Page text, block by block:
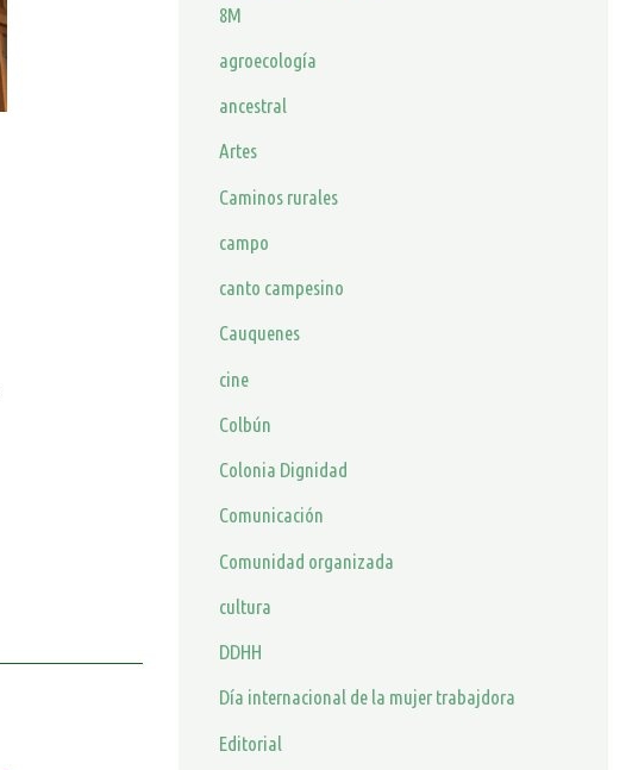
8M
agroecología
ancestral
Artes
Caminos rurales
campo
canto campesino
Cauquenes
cine
Colbún
Colonia Dignidad
Comunicación
Comunidad organizada
cultura
DDHH
Día internacional de la mujer trabajdora
Editorial